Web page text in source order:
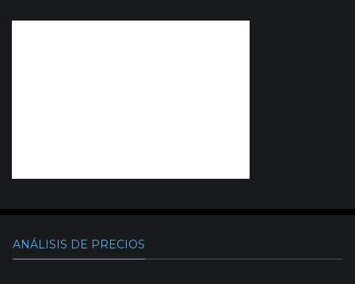
ANÁLISIS DE PRECIOS